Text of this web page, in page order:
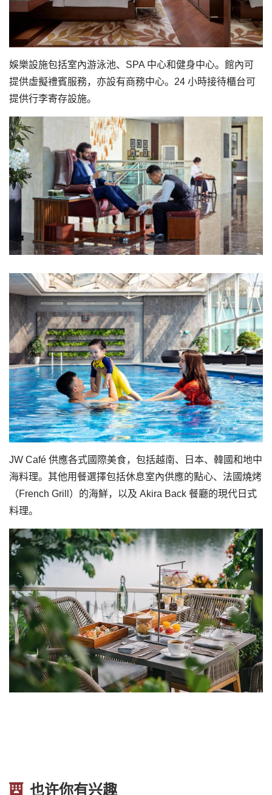
娛樂設施包括室內游泳池、SPA 中心和健身中心。館內可
提供虛擬禮賓服務，亦設有商務中心。24 小時接待櫃台可
提供行李寄存設施。
JW Café 供應各式國際美食，包括越南、日本、韓國和地中
海料理。其他用餐選擇包括休息室內供應的點心、法國燒烤
（French Grill）的海鮮，以及 Akira Back 餐廳的現代日式
料理。
也许你有兴趣